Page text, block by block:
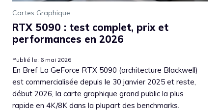
Cartes Graphique
RTX 5090 : test complet, prix et
performances en 2026
Publié le: 6 mai 2026
En Bref La GeForce RTX 5090 (architecture Blackwell)
est commercialisée depuis le 30 janvier 2025 et reste,
début 2026, la carte graphique grand public la plus
rapide en 4K/8K dans la plupart des benchmarks.